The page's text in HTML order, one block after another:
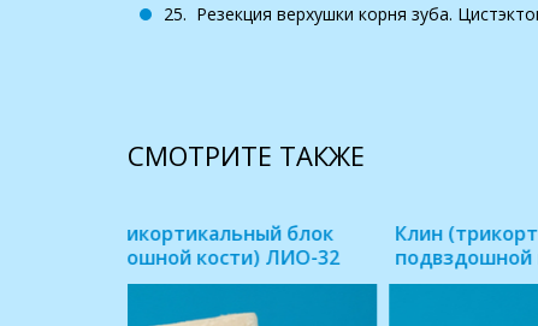
25. Резекция верхушки корня зуба.
СМОТРИТЕ ТАКЖЕ
Блок (губчатый блок 1 х 2 х1см)
ЛИО-68